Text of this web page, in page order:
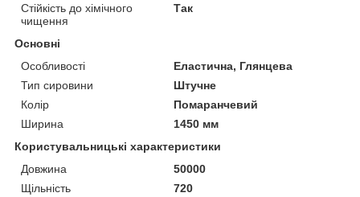
Стійкість до хімічного
чищення
Так
Основні
Особливості
Еластична, Глянцева
Тип сировини
Штучне
Колір
Помаранчевий
Ширина
1450 мм
Користувальницькі характеристики
Довжина
50000
Щільність
720